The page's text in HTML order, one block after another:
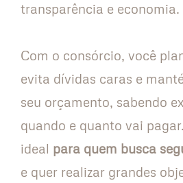
transparência e economia.
Com o consórcio, você
evita dívidas caras e
seu orçamento, sabendo
quando e quanto vai
ideal para quem busca
e quer realizar grandes